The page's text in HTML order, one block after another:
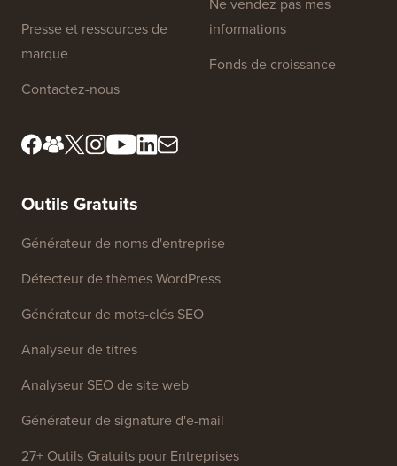
Presse et ressources de
marque
Contactez-nous
Ne vendez pas mes
informations
Fonds de croissance
Outils Gratuits
Générateur de noms d'entreprise
Détecteur de thèmes WordPress
Générateur de mots-clés SEO
Analyseur de titres
Analyseur SEO de site web
Générateur de signature d'e-mail
27+ Outils Gratuits pour Entreprises